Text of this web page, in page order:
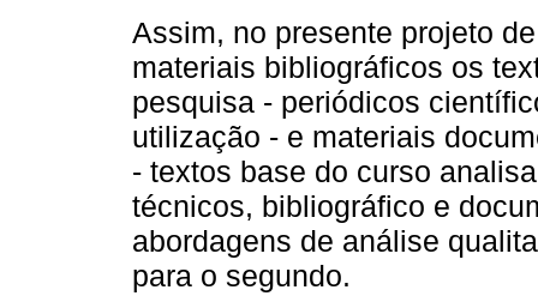
Assim, no presente projeto
materiais bibliográficos os
pesquisa - periódicos
utilização - e materiais
- textos base do curso
técnicos, bibliográfico e
abordagens de análise
para o segundo.